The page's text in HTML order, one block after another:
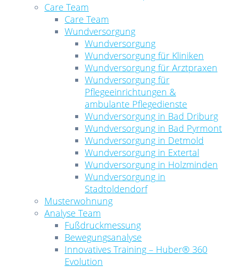
Care Team
Care Team
Wundversorgung
Wundversorgung
Wundversorgung für Kliniken
Wundversorgung für Arztpraxen
Wundversorgung für
Pflegeeinrichtungen &
ambulante Pflegedienste
Wundversorgung in Bad Driburg
Wundversorgung in Bad Pyrmont
Wundversorgung in Detmold
Wundversorgung in Extertal
Wundversorgung in Holzminden
Wundversorgung in
Stadtoldendorf
Musterwohnung
Analyse Team
Fußdruckmessung
Bewegungsanalyse
Innovatives Training – Huber® 360
Evolution